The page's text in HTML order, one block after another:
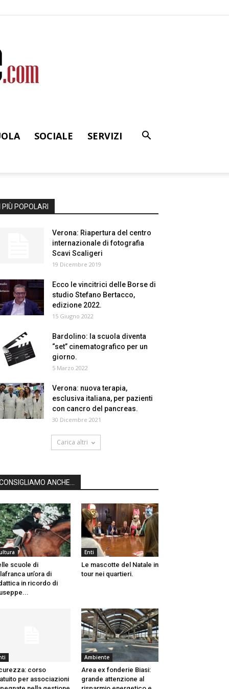
SOCIALE
SERVIZI
I PIÙ POPOLARI
Verona: Riapertura del centro
internazionale di fotografia
Scavi Scaligeri
19 Dicembre 2019
Ecco le vincitrici delle Borse di
studio Stefano Bertacco,
edizione 2022.
15 Giugno 2022
Bardolino: la scuola diventa
“set” cinematografico per un
giorno.
5 Marzo 2022
Verona: nuova terapia,
esclusiva italiana, per pazienti
con cancro del pancreas.
30 Dicembre 2021
Carica altri
ANCHE...
scuole di
un’ora di
in ricordo di
Enti
Le mascotte del Natale in
tour nei quartieri.
corso
per associazioni
Ambiente
Area ex fonderie Biasi:
grande attenzione al